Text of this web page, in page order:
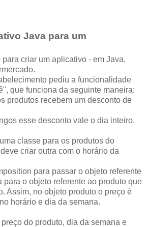
Java para um
criar um aplicativo - em Java,
pediu a funcionalidade
que funciona da seguinte maneira:
produtos recebem um desconto de
esse desconto vale o dia inteiro.
classe para os produtos do
criar outra com o horário da
para passar o objeto referente
para o objeto referente ao produto que
Assim, no objeto produto o preço é
horário e dia da semana.
do produto, dia da semana e